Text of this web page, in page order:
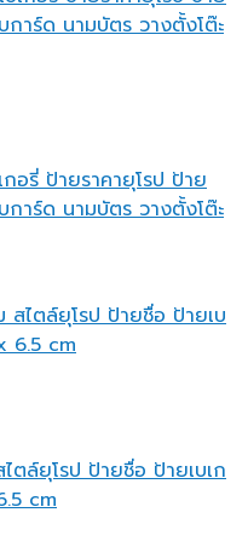
อรี่ ป้ายราคายุโรป ป้าย
าร์ด นามบัตร วางตั้งโต๊ะ
ตล์ยุโรป ป้ายชื่อ ป้ายเบเก
cm